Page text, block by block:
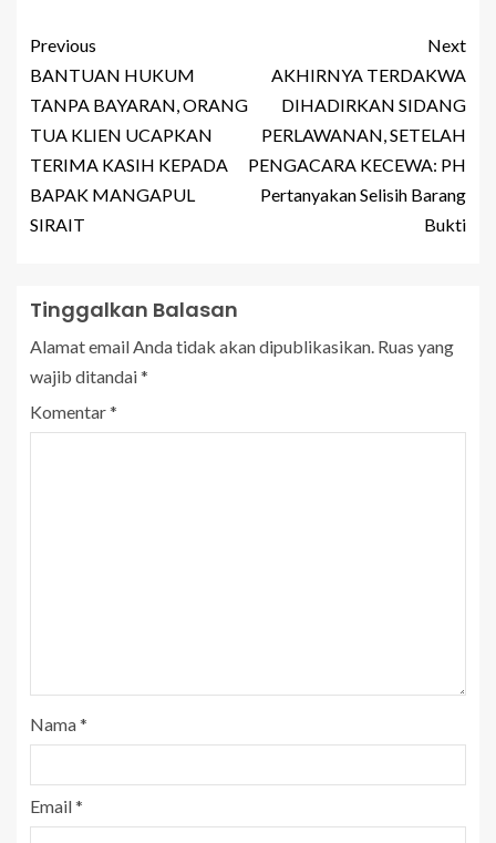
Previous
BANTUAN HUKUM
TANPA BAYARAN, ORANG
TUA KLIEN UCAPKAN
TERIMA KASIH KEPADA
BAPAK MANGAPUL
SIRAIT
Next
AKHIRNYA TERDAKWA
DIHADIRKAN SIDANG
PERLAWANAN, SETELAH
PENGACARA KECEWA: PH
Pertanyakan Selisih Barang
Bukti
Tinggalkan Balasan
Alamat email Anda tidak akan dipublikasikan. Ruas yang
wajib ditandai*
Komentar*
Nama*
Email*